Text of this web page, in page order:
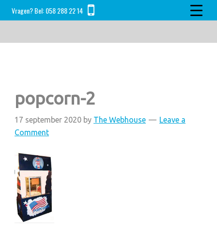
Skip
to
Skip
to
Skip
to
Vragen? Bel:058 288 22 14
popcorn-2
17 september 2020 by The Webhouse
Leave a
Comment